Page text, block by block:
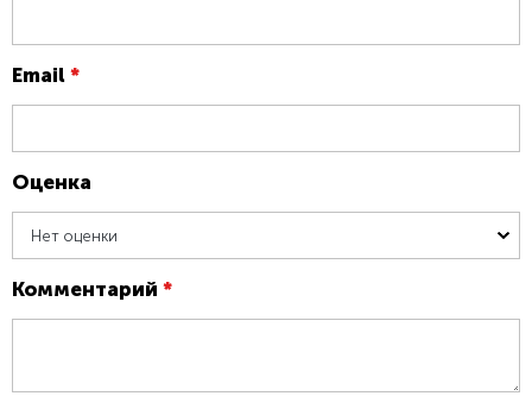
Email *
Оценка
Нет оценки
Комментарий *